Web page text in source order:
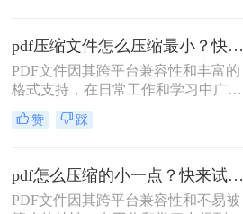
上传、发送或存储。那么pdf怎么压缩
到500k以下呢？本文将介绍两种将
PDF文件压缩到500K以下的方法。
pdf压缩文件怎么压缩最小？快来试着使用这三种压缩方法！
PDF文件因其跨平台兼容性和丰富的
格式支持，在日常工作和学习中广泛
应用。然而，有时我们需要将PDF文
件压缩到最小，以便更高效地存储和
呢？本文将介绍三种实用的PDF压缩
方法。
赞 踩
pdf怎么压缩的小一点？快来试试这4种压缩方法！
PDF文件因其跨平台兼容性和不易被